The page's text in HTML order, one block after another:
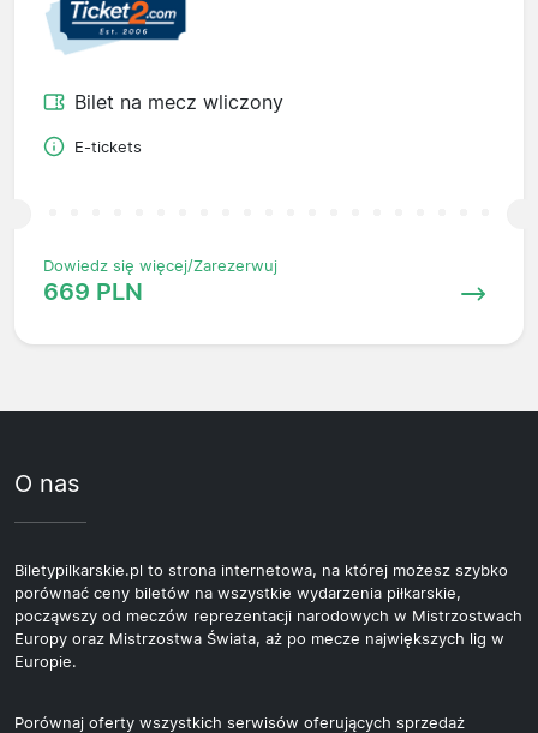
Bilet na mecz wliczony
E-tickets
Dowiedz się więcej/Zarezerwuj
669 PLN
O nas
Biletypilkarskie.pl to strona internetowa, na której możesz szybko
porównać ceny biletów na wszystkie wydarzenia piłkarskie,
począwszy od meczów reprezentacji narodowych w Mistrzostwach
Europy oraz Mistrzostwa Świata, aż po mecze największych lig w
Europie.
Porównaj oferty wszystkich serwisów oferujących sprzedaż